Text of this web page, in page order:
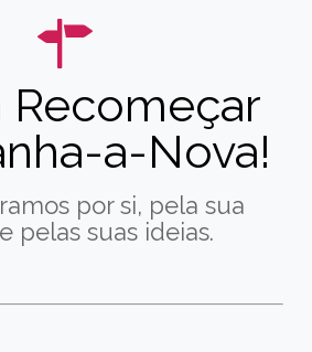
Recomeçar
a-Nova!
por si, pela sua
pelas suas ideias.